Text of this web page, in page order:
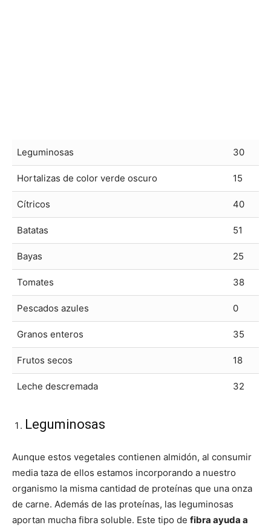
Leguminosas 30
Hortalizas de color verde oscuro 15
Cítricos 40
Batatas 51
Bayas 25
Tomates 38
Pescados azules 0
Granos enteros 35
Frutos secos 18
Leche descremada 32
Leguminosas
Aunque estos vegetales contienen almidón, al consumir
media taza de ellos estamos incorporando a nuestro
organismo la misma cantidad de proteínas que una onza
de carne. Además de las proteínas, las leguminosas
aportan mucha fibra soluble. Este tipo de fibra ayuda a